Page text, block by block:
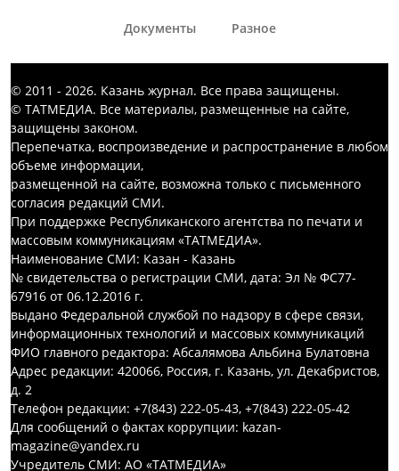
Документы Разное
© 2011 - 2026. Казань журнал. Все права защищены.
© ТАТМЕДИА. Все материалы, размещенные на сайте,
защищены законом.
Перепечатка, воспроизведение и распространение в любом
объеме информации,
размещенной на сайте, возможна только с письменного
согласия редакций СМИ.
При поддержке Республиканского агентства по печати и
массовым коммуникациям «ТАТМЕДИА».
Наименование СМИ: Казан - Казань
№ свидетельства о регистрации СМИ, дата: Эл № ФС77-
67916 от 06.12.2016 г.
выдано Федеральной службой по надзору в сфере связи,
информационных технологий и массовых коммуникаций
ФИО главного редактора: Абсалямова Альбина Булатовна
Адрес редакции: 420066, Россия, г. Казань, ул. Декабристов,
д. 2
Телефон редакции: +7(843) 222-05-43, +7(843) 222-05-42
Для сообщений о фактах коррупции: kazan-
magazine@yandex.ru
Учредитель СМИ: АО «ТАТМЕДИА»